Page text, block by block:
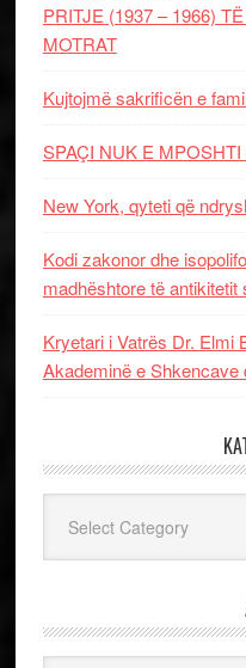
PRITJE (1937 – 1966)
MOTRAT
Kujtojmë sakrificën e
SPAÇI NUK E
New York, qyteti që
Kodi zakonor dhe
madhështore të antikitetit
Kryetari i Vatrës Dr. Elmi
Akademinë e